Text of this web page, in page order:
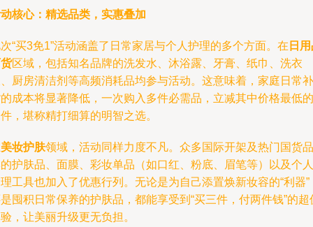
核心：精选品类，实惠叠加
“买3免1”活动涵盖了日常家居与个人护理的多个方面。在 日
区域，包括知名品牌的洗发水、沐浴露、牙膏、纸巾、洗衣
厨房清洁剂等高频消耗品均参与活动。这意味着，家庭日常补
成本将显著降低，一次购入多件必需品，立减其中价格最低的
，堪称精打细算的明智之选。
美妆护肤领域，活动同样力度不凡。众多国际开架及热门国货品
护肤品、面膜、彩妆单品（如口红、粉底、眉笔等）以及个人
工具也加入了优惠行列。无论是为自己添置焕新妆容的“利器”
囤积日常保养的护肤品，都能享受到“买三件，付两件钱”的超
，让美丽升级更无负担。